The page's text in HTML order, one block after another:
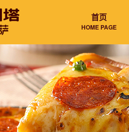
首页
HOME PAGE